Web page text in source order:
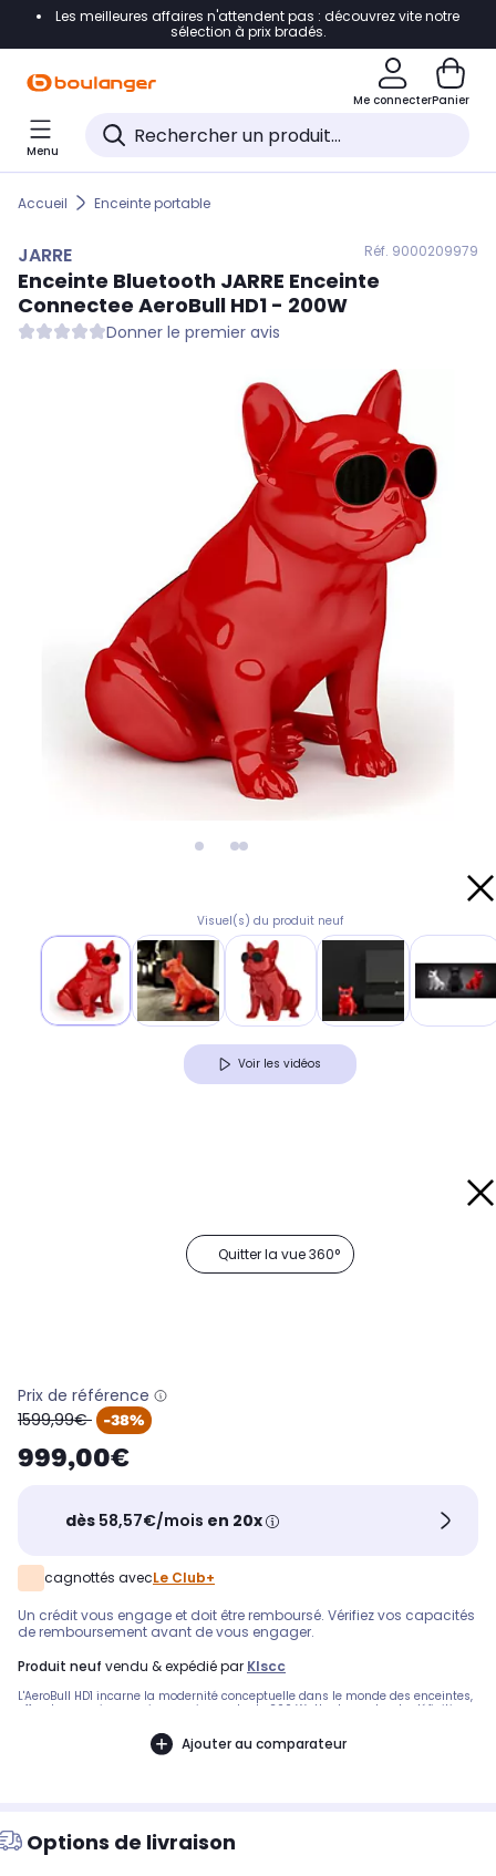
Accéder directement à la navigation
Accéder directement au pied de page
Accéder directement au chatbot
Les meilleures affaires n'attendent pas : découvrez vite notre
sélection à prix bradés.
Me connecterPanier
Menu
Accueil Enceinte portable
JARRE Réf. 9000209979
Enceinte Bluetooth JARRE Enceinte
Connectee AeroBull HD1 - 200W
Donner le premier avis
Visuel(s) du produit neuf
Voir les vidéos
Quitter la vue 360°
Prix de référence
oldPrice
1599,99€ -38%
999,00€
dès 58,57€/mois en 20x
cagnottés avecLe Club+
Un crédit vous engage et doit être remboursé. Vérifiez vos capacités
de remboursement avant de vous engager.
produit neuf vendu & expédié par Klscc
L'AeroBull HD1 incarne la modernité conceptuelle dans le monde des enceintes,
offrant une puissance impressionnante de 200 Watts de son haute définition,
Ajouter au comparateur
Options de livraison